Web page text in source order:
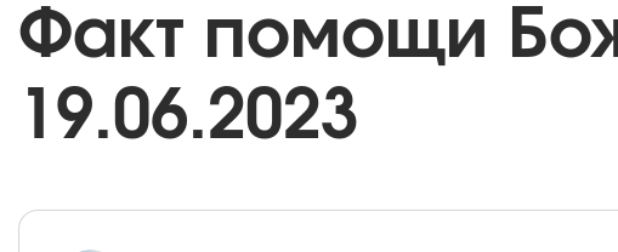
Факт помощи
19.06.2023